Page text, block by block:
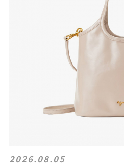
2026.08.05